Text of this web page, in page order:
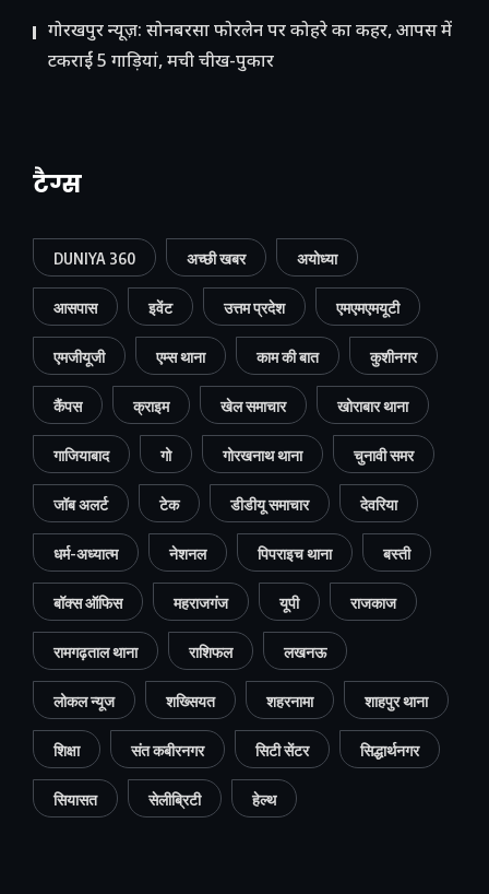
गोरखपुर न्यूज़: सोनबरसा फोरलेन पर कोहरे का कहर, आपस में
टकराईं 5 गाड़ियां, मची चीख-पुकार
टैग्स
DUNIYA 360 अच्छी खबर अयोध्या
आसपास इवेंट उत्तम प्रदेश एमएमएमयूटी
एमजीयूजी एम्स थाना काम की बात कुशीनगर
कैंपस क्राइम खेल समाचार खोराबार थाना
गाजियाबाद गो गोरखनाथ थाना चुनावी समर
जॉब अलर्ट टेक डीडीयू समाचार देवरिया
धर्म-अध्यात्म नेशनल पिपराइच थाना बस्ती
बॉक्स ऑफिस महराजगंज यूपी राजकाज
रामगढ़ताल थाना राशिफल लखनऊ
लोकल न्यूज शख्सियत शहरनामा शाहपुर थाना
शिक्षा संत कबीरनगर सिटी सेंटर सिद्धार्थनगर
सियासत सेलीब्रिटी हेल्थ